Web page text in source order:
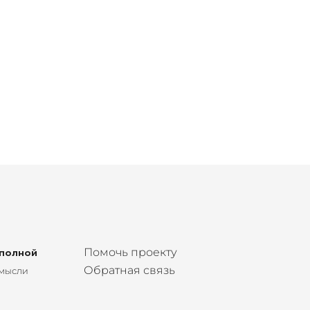
Помочь проекту
Обратная связь